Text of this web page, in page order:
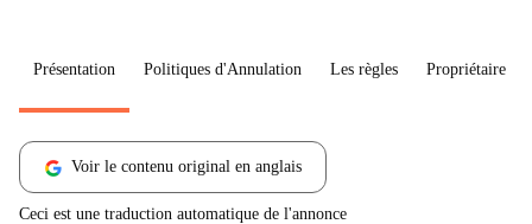
Présentation Politiques d'Annulation Les règles Propriétaire
Voir le contenu original en anglais
Ceci est une traduction automatique de l'annonce